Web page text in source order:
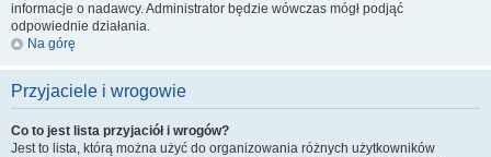
informacje o nadawcy. Administrator będzie wówczas mógł podjąć
odpowiednie działania.
Na górę
Przyjaciele i wrogowie
Co to jest lista przyjaciół i wrogów?
Jest to lista, którą można użyć do organizowania różnych użytkowników